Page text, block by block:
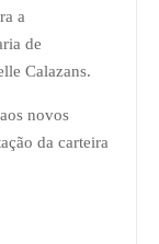
a
de
Calazans.
novos
da carteira